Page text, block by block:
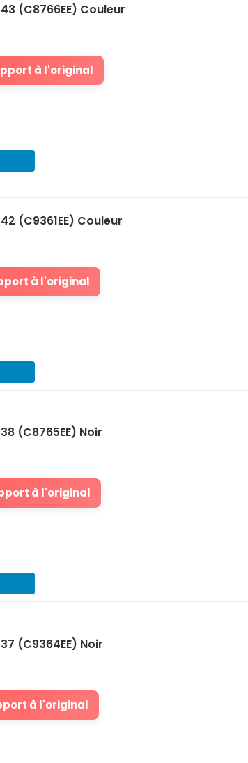
(C8766EE) Couleur
à l'original
(C9361EE) Couleur
à l'original
(C8765EE) Noir
à l'original
(C9364EE) Noir
à l'original